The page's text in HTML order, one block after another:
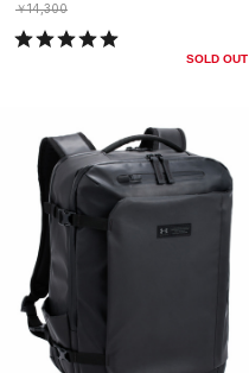
￥14,300
SOLD OUT